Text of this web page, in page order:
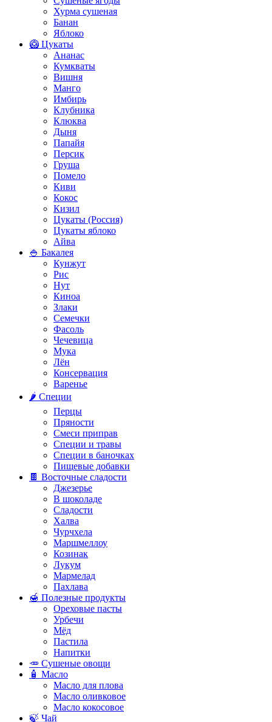
Хурма сушеная
Банан
Яблоко
🥝 Цукаты
Ананас
Кумкваты
Вишня
Манго
Имбирь
Клубника
Клюква
Дыня
Папайя
Персик
Груша
Помело
Киви
Кокос
Кизил
Цукаты (Россия)
Цукаты яблоко
Айва
🍚 Бакалея
Кунжут
Рис
Нут
Киноа
Злаки
Семечки
Фасоль
Чечевица
Мука
Лён
Консервация
Варенье
🌶️ Специи
Перцы
Пряности
Смеси приправ
Специи и травы
Специи в баночках
Пищевые добавки
🍫 Восточные сладости
Джезерье
В шоколаде
Сладости
Халва
Чурчхела
Маршмеллоу
Козинак
Лукум
Мармелад
Пахлава
🍯 Полезные продукты
Ореховые пасты
Урбечи
Мёд
Пастила
Напитки
🥕 Сушеные овощи
🧴 Масло
Масло для плова
Масло оливковое
Масло кокосовое
🍃 Чай